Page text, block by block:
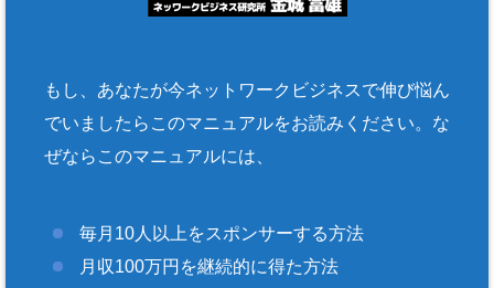
もし、あなたが今ネットワークビジネスで伸び悩ん
でいましたらこのマニュアルをお読みください。な
ぜならこのマニュアルには、
毎月10人以上をスポンサーする方法
月収100万円を継続的に得た方法